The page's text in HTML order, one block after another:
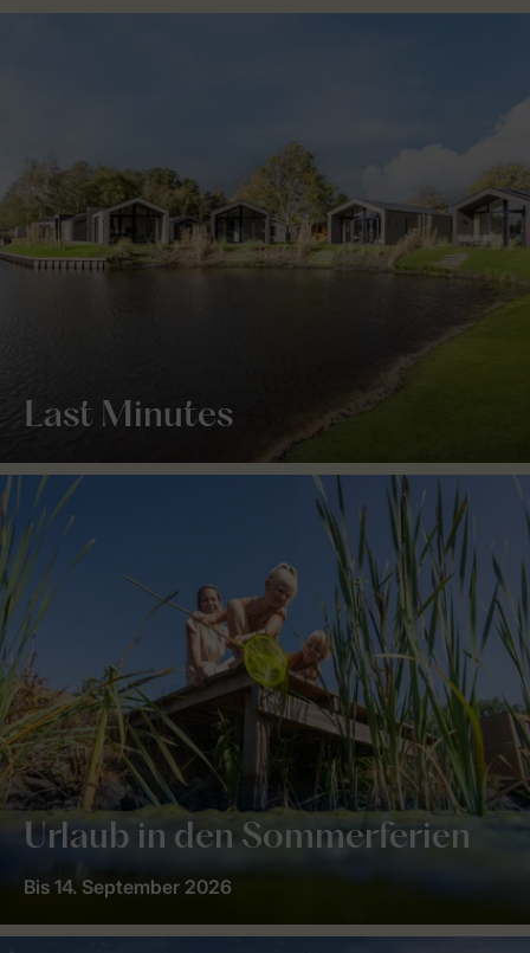
Last Minutes
Urlaub in den Sommerferien
Bis 14. September 2026